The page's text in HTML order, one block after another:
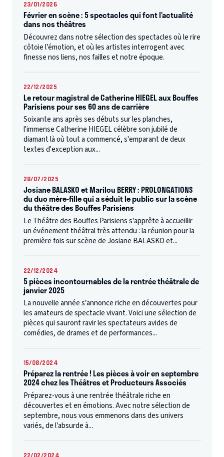
23/01/2026
Février en scène : 5 spectacles qui font l’actualité
dans nos théâtres
Découvrez dans notre sélection des spectacles où le rire
côtoie l’émotion, et où les artistes interrogent avec
finesse nos liens, nos failles et notre époque.
22/12/2025
Le retour magistral de Catherine HIEGEL aux Bouffes
Parisiens pour ses 60 ans de carrière
Soixante ans après ses débuts sur les planches,
l'immense Catherine HIEGEL célèbre son jubilé de
diamant là où tout a commencé, s'emparant de deux
textes d'exception aux...
28/07/2025
Josiane BALASKO et Marilou BERRY : PROLONGATIONS
du duo mère-fille qui a séduit le public sur la scène
du théâtre des Bouffes Parisiens
Le Théâtre des Bouffes Parisiens s'apprête à accueillir
un événement théâtral très attendu : la réunion pour la
première fois sur scène de Josiane BALASKO et...
22/12/2024
5 pièces incontournables de la rentrée théâtrale de
janvier 2025
La nouvelle année s’annonce riche en découvertes pour
les amateurs de spectacle vivant. Voici une sélection de
pièces qui sauront ravir les spectateurs avides de
comédies, de drames et de performances...
15/08/2024
Préparez la rentrée ! Les pièces à voir en septembre
2024 chez les Théâtres et Producteurs Associés
Préparez-vous à une rentrée théâtrale riche en
découvertes et en émotions. Avec notre sélection de
septembre, nous vous emmenons dans des univers
variés, de l’absurde à...
22/02/2024